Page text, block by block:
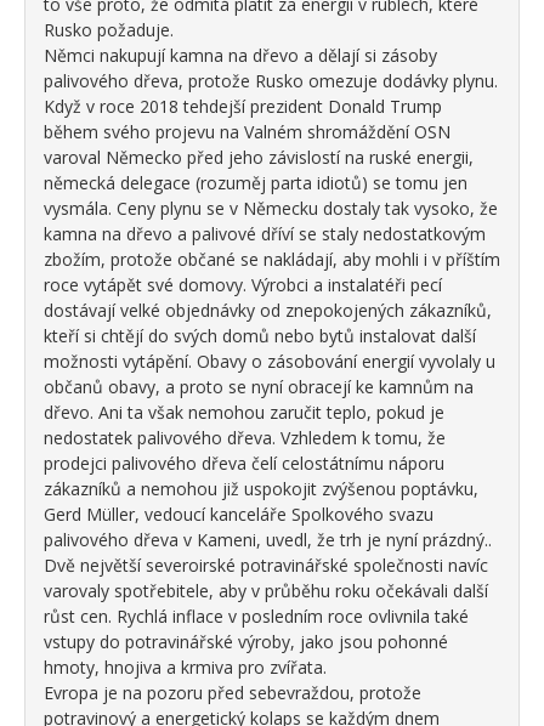
Rusko požaduje.
Němci nakupují kamna na dřevo a dělají si zásoby
palivového dřeva, protože Rusko omezuje dodávky plynu.
Když v roce 2018 tehdejší prezident Donald Trump
během svého projevu na Valném shromáždění OSN
varoval Německo před jeho závislostí na ruské energii,
německá delegace (rozuměj parta idiotů) se tomu jen
vysmála. Ceny plynu se v Německu dostaly tak vysoko, že
kamna na dřevo a palivové dříví se staly nedostatkovým
zbožím, protože občané se nakládají, aby mohli i v příštím
roce vytápět své domovy. Výrobci a instalatéři pecí
dostávají velké objednávky od znepokojených zákazníků,
kteří si chtějí do svých domů nebo bytů instalovat další
možnosti vytápění. Obavy o zásobování energií vyvolaly u
občanů obavy, a proto se nyní obracejí ke kamnům na
dřevo. Ani ta však nemohou zaručit teplo, pokud je
nedostatek palivového dřeva. Vzhledem k tomu, že
prodejci palivového dřeva čelí celostátnímu náporu
zákazníků a nemohou již uspokojit zvýšenou poptávku,
Gerd Müller, vedoucí kanceláře Spolkového svazu
palivového dřeva v Kameni, uvedl, že trh je nyní prázdný..
Dvě největší severoirské potravinářské společnosti navíc
varovaly spotřebitele, aby v průběhu roku očekávali další
růst cen. Rychlá inflace v posledním roce ovlivnila také
vstupy do potravinářské výroby, jako jsou pohonné
hmoty, hnojiva a krmiva pro zvířata.
Evropa je na pozoru před sebevraždou, protože
potravinový a energetický kolaps se každým dnem